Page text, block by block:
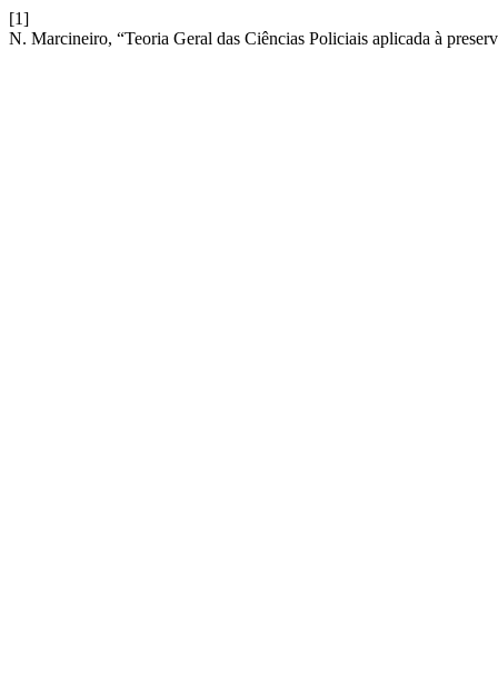
[1]
N. Marcineiro, “Teoria Geral das Ciências Policiais aplicada à